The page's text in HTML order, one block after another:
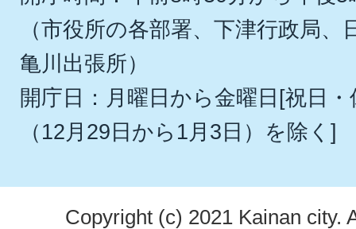
（市役所の各部署、下津行政局
亀川出張所）
開庁日：月曜日から金曜日[祝日
（12月29日から1月3日）を除く]
Copyright (c) 2021 Kainan city.